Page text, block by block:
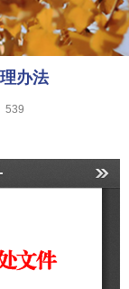
办法
539